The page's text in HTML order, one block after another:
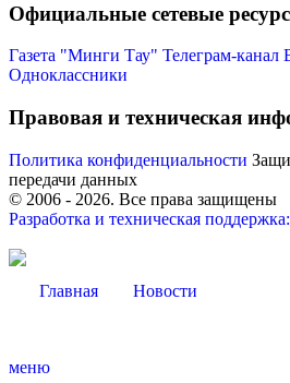
Официальные сетевые
Газета "Минги Тау" Телеграм-канал
Одноклассники
Правовая и техническая
Политика конфиденциальности
передачи данных
© 2006 - 2026. Все права защищены
Разработка и техническая
Главная Новости
меню
Администрация